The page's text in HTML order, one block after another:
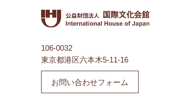
106-0032
東京都港区六本木5-11-16
お問い合わせフォーム